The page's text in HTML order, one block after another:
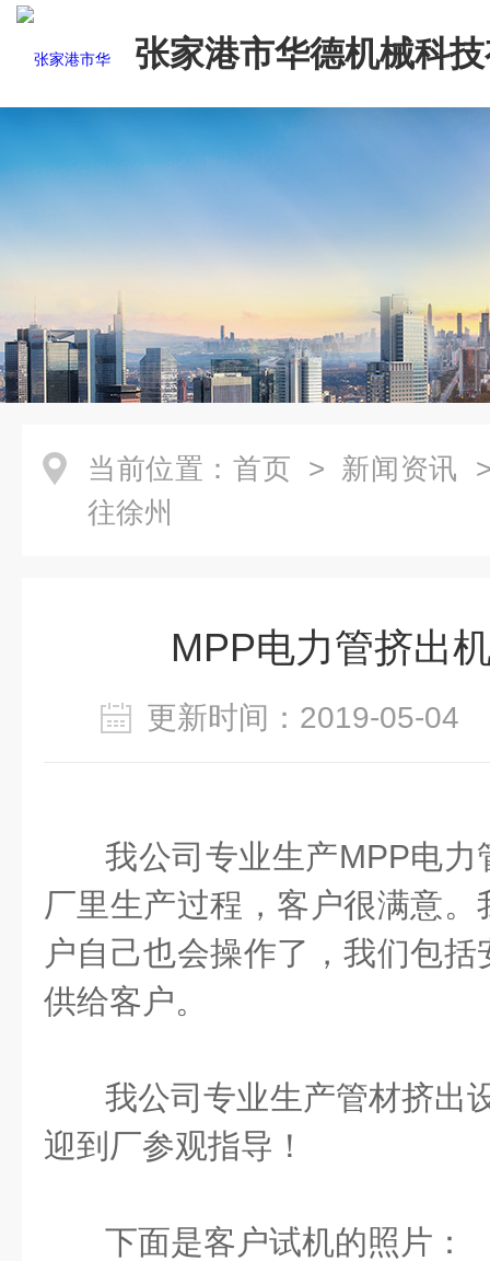
张家港市华德机械科
司
当前位置： 首页 > 新闻资讯
往徐州
MPP电力管挤出
更新时间：2019-05-
我公司专业生产MPP电
厂里生产过程，客户很满意
户自己也会操作了，我们包
供给客户。
我公司专业生产管材挤出
迎到厂参观指导！
下面是客户试机的照片：